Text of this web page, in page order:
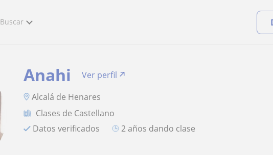
Buscar
Anahi
Ver perfil
Alcalá de Henares
Clases de Castellano
Datos verificados
2 años dando clase